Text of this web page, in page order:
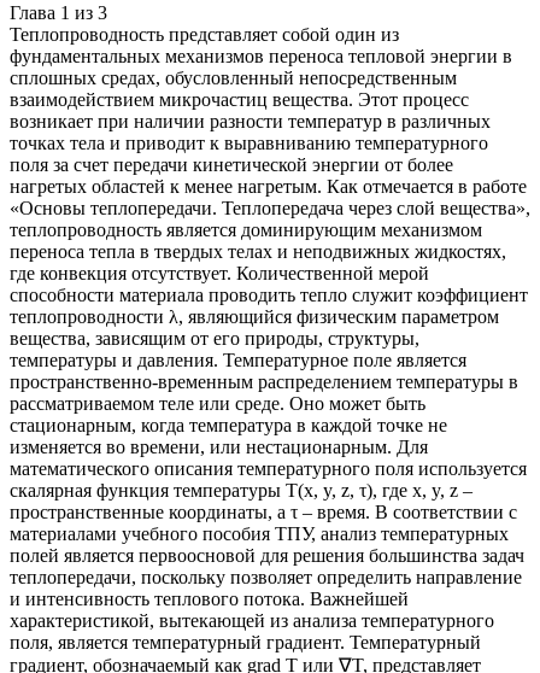
Глава 1 из 3
Теплопроводность представляет собой один из
фундаментальных механизмов переноса тепловой энергии в
сплошных средах, обусловленный непосредственным
взаимодействием микрочастиц вещества. Этот процесс
возникает при наличии разности температур в различных
точках тела и приводит к выравниванию температурного
поля за счет передачи кинетической энергии от более
нагретых областей к менее нагретым. Как отмечается в работе
«Основы теплопередачи. Теплопередача через слой вещества»,
теплопроводность является доминирующим механизмом
переноса тепла в твердых телах и неподвижных жидкостях,
где конвекция отсутствует. Количественной мерой
способности материала проводить тепло служит коэффициент
теплопроводности λ, являющийся физическим параметром
вещества, зависящим от его природы, структуры,
температуры и давления. Температурное поле является
пространственно-временным распределением температуры в
рассматриваемом теле или среде. Оно может быть
стационарным, когда температура в каждой точке не
изменяется во времени, или нестационарным. Для
математического описания температурного поля используется
скалярная функция температуры T(x, y, z, τ), где x, y, z –
пространственные координаты, а τ – время. В соответствии с
материалами учебного пособия ТПУ, анализ температурных
полей является первоосновой для решения большинства задач
теплопередачи, поскольку позволяет определить направление
и интенсивность теплового потока. Важнейшей
характеристикой, вытекающей из анализа температурного
поля, является температурный градиент. Температурный
градиент, обозначаемый как grad T или ∇T, представляет